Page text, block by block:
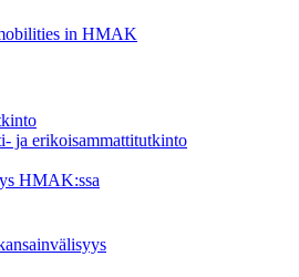
in HMAK
ja erikoisammattitutkinto
HMAK:ssa